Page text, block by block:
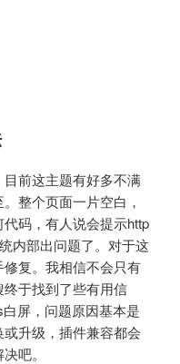
前这主题有好多不满
整个页面一片空白，
码，有人说会提示http
内部出问题了。对于这
复。我相信不会只有
于找到了些有用信
屏，问题原因基本是
升级，插件兼容都会
吧。